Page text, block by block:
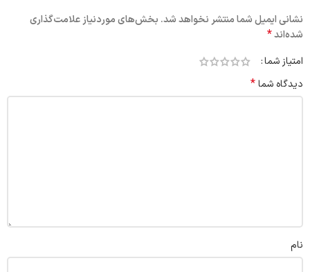
نشانی ایمیل شما منتشر نخواهد شد. بخش‌های موردنیاز علامت‌گذاری
شده‌اند*
امتیاز شما
دیدگاه شما*
نام